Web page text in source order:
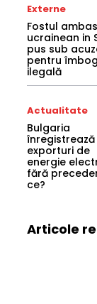
Externe
Fostul
ucrainean in
pus sub
pentru
ilegală
Actualitate
Bulgaria
înregistrează
exporturi de
energie
fără
ce?
Articole